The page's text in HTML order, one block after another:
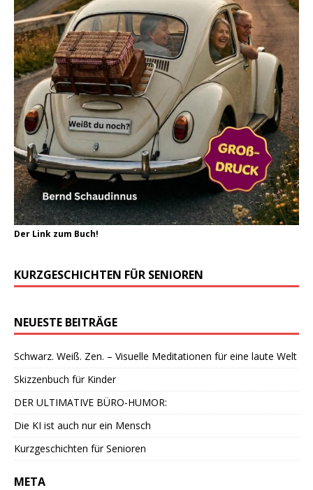
Der Link zum Buch!
KURZGESCHICHTEN FÜR SENIOREN
NEUESTE BEITRÄGE
Schwarz. Weiß. Zen. – Visuelle Meditationen für eine laute Welt
Skizzenbuch für Kinder
DER ULTIMATIVE BÜRO-HUMOR:
Die KI ist auch nur ein Mensch
Kurzgeschichten für Senioren
META